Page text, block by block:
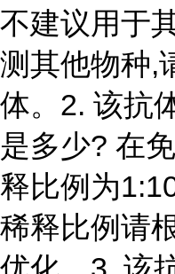
不建议用于
测其他物种,
体。2. 该抗
是多少? 在
释比例为
稀释比例请